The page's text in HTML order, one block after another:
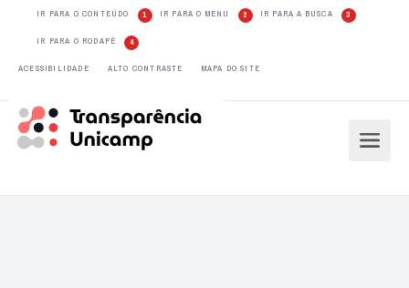
IR PARA O CONTEÚDO 1 IR PARA O MENU 2 IR PARA A BUSCA 3
IR PARA O RODAPÉ 4
ACESSIBILIDADE ALTO CONTRASTE MAPA DO SITE